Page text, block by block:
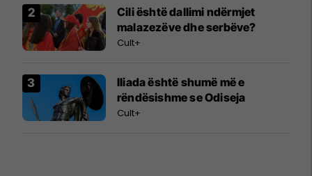
Cili është dallimi ndërmjet
malazezëve dhe serbëve?
Cult+
Iliada është shumë më e
rëndësishme se Odiseja
Cult+